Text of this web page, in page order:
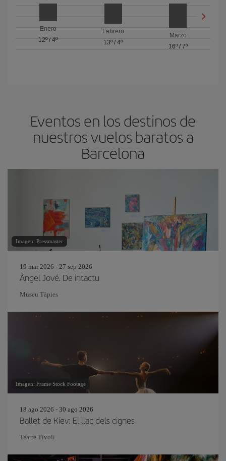
Enero
12º/4º
Febrero
13º / 4º
Marzo
16º/ 7º
Eventos en los destinos de
nuestros vuelos baratos a
Barcelona
Imagen: Pressmaster
19 mar 2026 - 27 sep 2026
Àngel Jové. De intactu
Museu Tàpies
Imagen: Frame Stock Footage
18 ago 2026 - 30 ago 2026
Ballet de Kíev: El llac dels cignes
Teatre Tívoli